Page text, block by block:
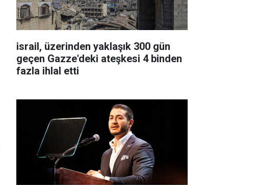
israil, üzerinden yaklaşık 300 gün
geçen Gazze'deki ateşkesi 4 binden
fazla ihlal etti